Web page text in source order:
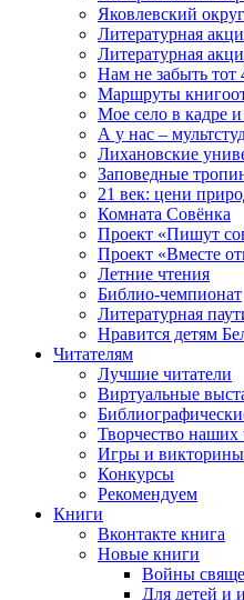
Яковлевский
Литературная
Литературная
Нам не забыть тот
Маршруты
Мое село в кадре
А у нас –
Лихановские
Заповедные
21 век: цени
Комната Совёнка
Проект «Пишут
Проект «Вместе
Летние чтения
Библио-чемпионат
Литературная
Нравится детям
Читателям
Лучшие читатели
Виртуальные
Творчество наших
Игры и викторины
Конкурсы
Рекомендуем
Книги
Вконтакте книга
Новые книги
Войны
Для детей и